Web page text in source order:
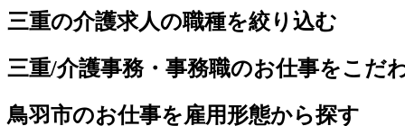
三重の介護求人の職種を絞り込む
三重/介護事務・事務職のお仕事をこだ
鳥羽市のお仕事を雇用形態から探す